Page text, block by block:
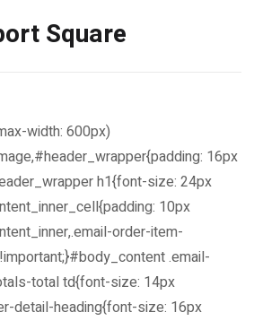
Square
width: 600px)
16px
h1{font-size: 24px
10px
order-item-
.email-
total td{font-size: 14px
detail-heading{font-size: 16px